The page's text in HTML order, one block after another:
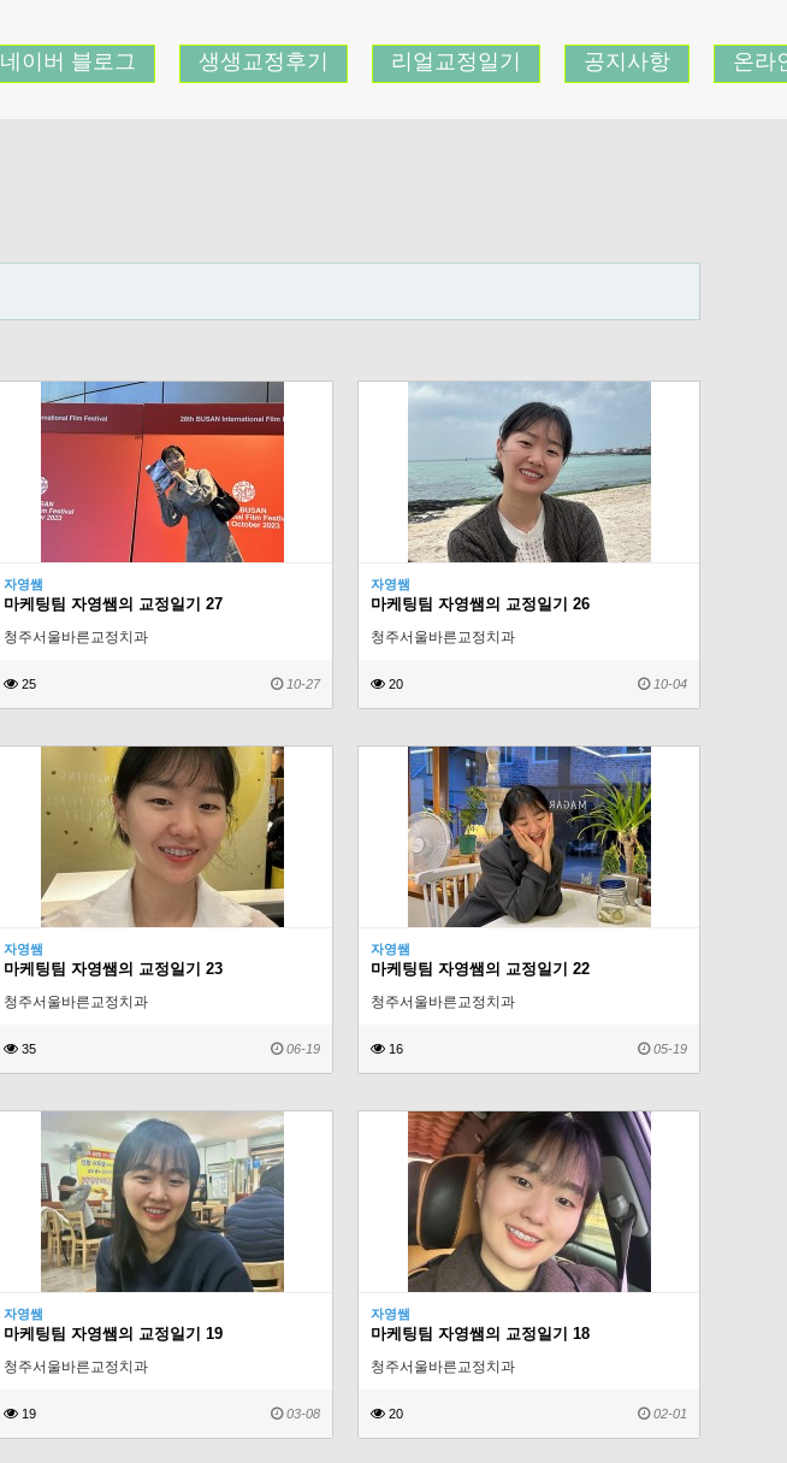
온라
공지사항
리얼교정일기
생생교정후기
네이버 블로그
자영쌤
마케팅팀 자영쌤의 교정일기 27
청주서울바른교정치과
25 10-27
자영쌤
마케팅팀 자영쌤의 교정일기 26
청주서울바른교정치과
20 10-04
자영쌤
마케팅팀 자영쌤의 교정일기 23
청주서울바른교정치과
35 06-19
자영쌤
마케팅팀 자영쌤의 교정일기 22
청주서울바른교정치과
16 05-19
자영쌤
마케팅팀 자영쌤의 교정일기 19
청주서울바른교정치과
19 03-08
자영쌤
마케팅팀 자영쌤의 교정일기 18
청주서울바른교정치과
20 02-01